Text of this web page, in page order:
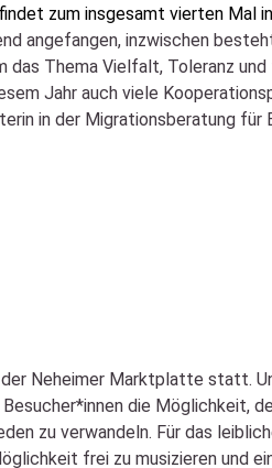
zum insgesamt vierten Mal
angefangen, inzwischen
das Thema Vielfalt, Toleranz
Jahr auch viele
in der Migrationsberatung für
Neheimer Marktplatte statt.
die Möglichkeit,
zu verwandeln. Für das
frei zu musizieren und